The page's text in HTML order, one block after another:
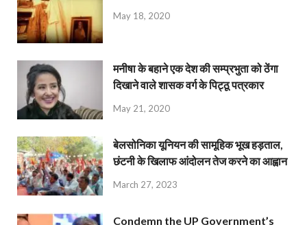
May 18, 2020
मनीषा के बहाने एक देश की सम्प्रभुता को ठेंगा
दिखाने वाले शासक वर्ग के पिट्ठू पत्रकार
May 21, 2020
बेलसोनिका यूनियन की सामूहिक भूख हड़ताल,
छंटनी के खिलाफ आंदोलन तेज करने का आह्वान
March 27, 2023
Condemn the UP Government’s